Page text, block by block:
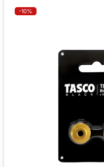
-10%